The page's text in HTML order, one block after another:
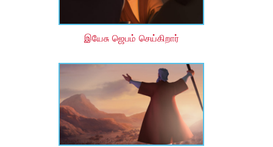
இயேசு ஜெபம் செய்கிறார்